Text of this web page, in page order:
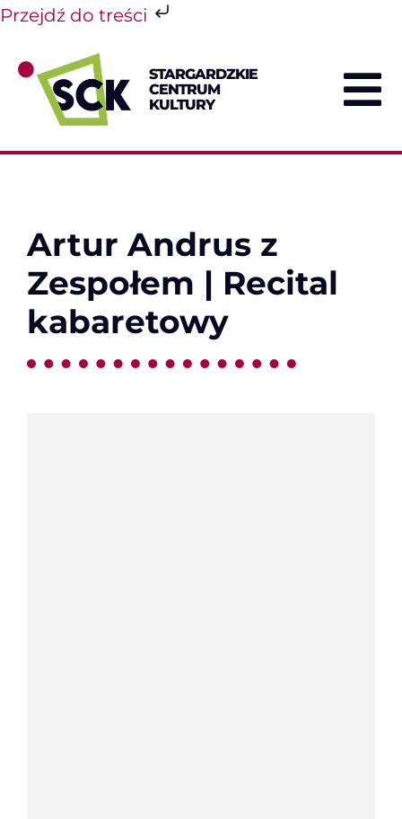
Przejdź do treści
do
zawartości
STARGARDZKIE
CENTRUM
KULTURY
Artur Andrus z
Zespołem | Recital
kabaretowy